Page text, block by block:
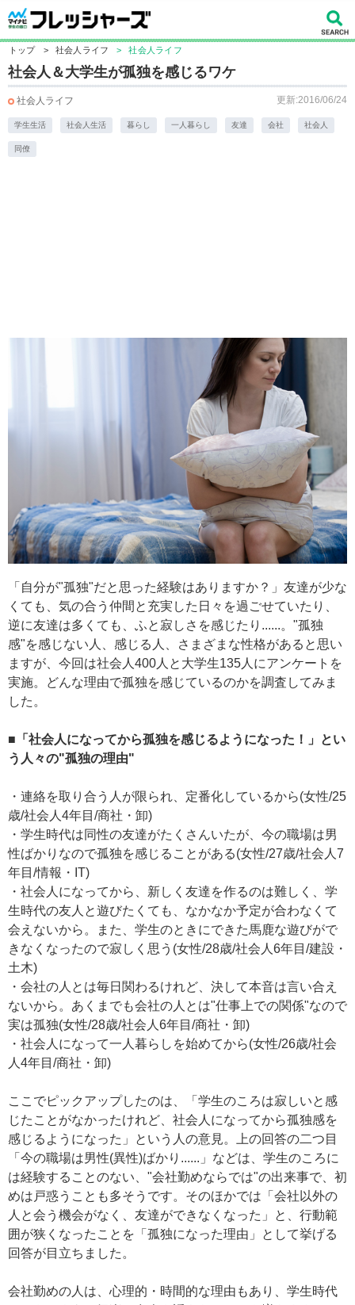
トップ > 社会人ライフ > 社会人ライフ
社会人＆大学生が孤独を感じるワケ
社会人ライフ 更新:2016/06/24
学生生活 社会人生活 暮らし 一人暮らし 友達 会社 社会人
同僚
「自分が"孤独"だと思った経験はありますか？」友達が少な
くても、気の合う仲間と充実した日々を過ごせていたり、
逆に友達は多くても、ふと寂しさを感じたり......。"孤独
感"を感じない人、感じる人、さまざまな性格があると思い
ますが、今回は社会人400人と大学生135人にアンケートを
実施。どんな理由で孤独を感じているのかを調査してみま
した。
■「社会人になってから孤独を感じるようになった！」とい
う人々の"孤独の理由"
・連絡を取り合う人が限られ、定番化しているから(女性/25
歳/社会人4年目/商社・卸)
・学生時代は同性の友達がたくさんいたが、今の職場は男
性ばかりなので孤独を感じることがある(女性/27歳/社会人7
年目/情報・IT)
・社会人になってから、新しく友達を作るのは難しく、学
生時代の友人と遊びたくても、なかなか予定が合わなくて
会えないから。また、学生のときにできた馬鹿な遊びがで
きなくなったので寂しく思う(女性/28歳/社会人6年目/建設・
土木)
・会社の人とは毎日関わるけれど、決して本音は言い合え
ないから。あくまでも会社の人とは"仕事上での関係"なので
実は孤独(女性/28歳/社会人6年目/商社・卸)
・社会人になって一人暮らしを始めてから(女性/26歳/社会
人4年目/商社・卸)
ここでピックアップしたのは、「学生のころは寂しいと感
じたことがなかったけれど、社会人になってから孤独感を
感じるようになった」という人の意見。上の回答の二つ目
「今の職場は男性(異性)ばかり......」などは、学生のころに
は経験することのない、"会社勤めならでは"の出来事で、初
めは戸惑うことも多そうです。そのほかでは「会社以外の
人と会う機会がなく、友達ができなくなった」と、行動範
囲が狭くなったことを「孤独になった理由」として挙げる
回答が目立ちました。
会社勤めの人は、心理的・時間的な理由もあり、学生時代